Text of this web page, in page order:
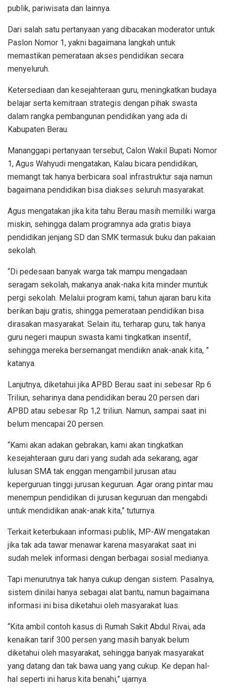
publik, pariwisata dan lainnya.
Dari salah satu pertanyaan yang dibacakan moderator untuk
Paslon Nomor 1, yakni bagaimana langkah untuk
memastikan pemerataan akses pendidikan secara
menyeluruh.
Ketersediaan dan kesejahteraan guru, meningkatkan budaya
belajar serta kemitraan strategis dengan pihak swasta
dalam rangka pembangunan pendidikan yang ada di
Kabupaten Berau.
Mananggapi pertanyaan tersebut, Calon Wakil Bupati Nomor
1, Agus Wahyudi mengatakan, Kalau bicara pendidikan,
memangt tak hanya berbicara soal infrastruktur saja namun
bagaimana pendidikan bisa diakses seluruh masyarakat.
Agus mengatakan jika kita tahu Berau masih memiliki warga
miskin, sehingga dalam programnya ada gratis biaya
pendidikan jenjang SD dan SMK termasuk buku dan pakaian
sekolah.
“Di pedesaan banyak warga tak mampu mengadaan
seragam sekolah, makanya anak-naka kita minder muntuk
pergi sekolah. Melalui program kami, tahun ajaran baru kita
berikan baju gratis, shingga pemerataan pendidikan bisa
dirasakan masyarakat. Selain itu, terharap guru, tak hanya
guru negeri maupun swasta kami tingkatkan insentif,
sehingga mereka bersemangat mendiikn anak-anak kita, ”
katanya.
Lanjutnya, diketahui jika APBD Berau saat ini sebesar Rp 6
Triliun, seharinya dana pendidikan berau 20 persen dari
APBD atau sebesar Rp 1,2 triliun. Namun, sampai saat ini
belum mencapai 20 persen.
“Kami akan adakan gebrakan, kami akan tingkatkan
kesejahteraan guru dari yang sudah ada sekarang, agar
lulusan SMA tak enggan mengambil jurusan atau
keperguruan tinggi jurusan keguruan. Agar orang pintar mau
menempun pendidikan di jurusan keguruan dan mengabdi
untuk mendidikan anak-anak kita,” tuturnya.
Terkait keterbukaan informasi publik, MP-AW mengatakan
jika tak ada tawar menawar karena masyarakat saat ini
sudah melek informasi dengan berbagai sosial medianya.
Tapi menurutnya tak hanya cukup dengan sistem. Pasalnya,
sistem dinilai hanya sebagai alat bantu, namun bagaimana
informasi ini bisa diketahui oleh masyarakat luas.
“Kita ambil contoh kasus di Rumah Sakit Abdul Rivai, ada
kenaikan tarif 300 persen yang masih banyak belum
diketahui oleh masyarakat, sehingga banyak masyarakat
yang datang dan tak bawa uang yang cukup. Ke depan hal-
hal seperti ini harus kita benahi,” ujarnya.